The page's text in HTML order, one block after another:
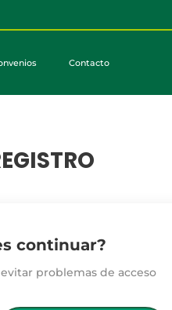
Contacto
continuar?
problemas de acceso